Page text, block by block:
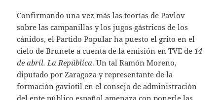
Confirmando una vez más las teorías de Pavlov
sobre las campanillas y los jugos gástricos de los
cánidos, el Partido Popular ha puesto el grito en el
cielo de Brunete a cuenta de la emisión en TVE de14
de abril. La República. Un tal Ramón Moreno,
diputado por Zaragoza y representante de la
formación gaviotil en el consejo de administración